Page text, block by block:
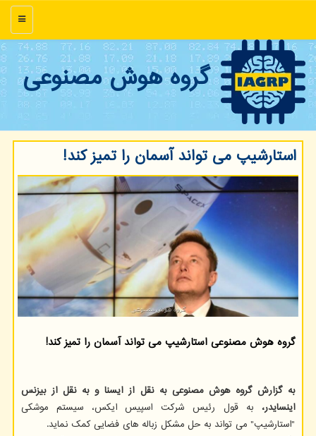
منو
گروه هوش مصنوعی
استارشیپ می تواند آسمان را تمیز كند!
گروه هوش مصنوعی استارشیپ می تواند آسمان را تمیز كند!
به گزارش گروه هوش مصنوعی به نقل از ایسنا و به نقل از بیزنس
اینسایدر، به قول رئیس شرکت اسپیس ایکس، سیستم موشکی
"استارشیپ" می تواند به حل مشکل زباله های فضایی کمک نماید.